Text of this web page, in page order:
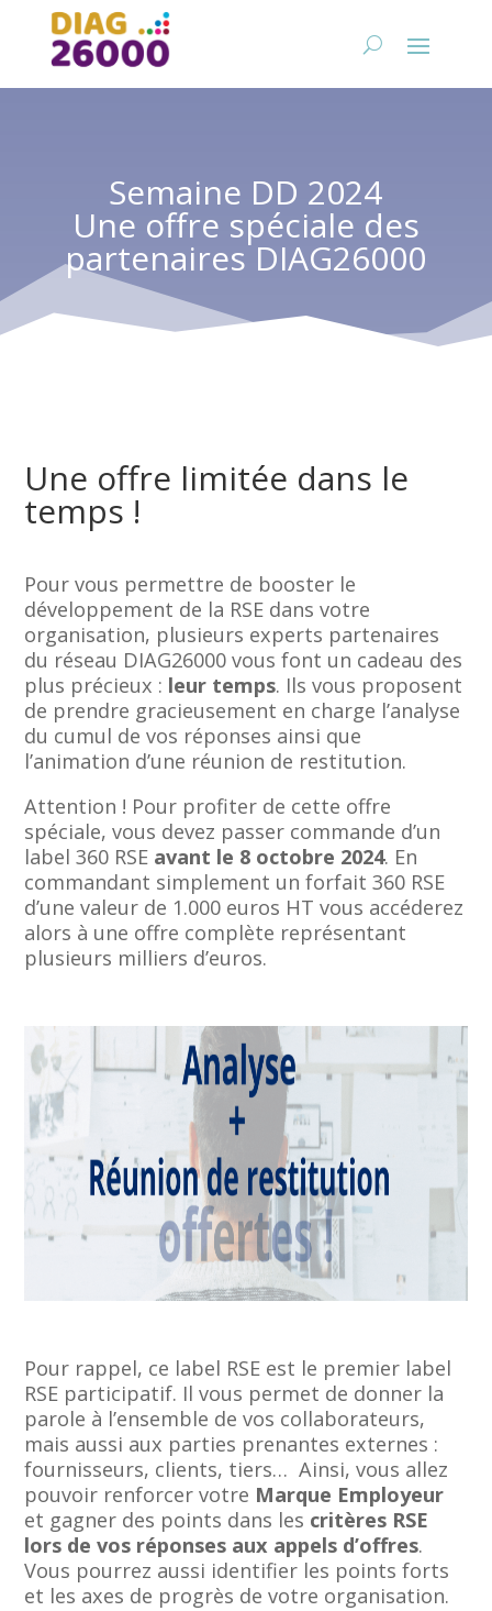
Semaine DD 2024
Une offre spéciale des
partenaires DIAG26000
Une offre limitée dans le
temps !
Pour vous permettre de booster le
développement de la RSE dans votre
organisation, plusieurs experts partenaires
du réseau DIAG26000 vous font un cadeau des
plus précieux : leur temps. Ils vous proposent
de prendre gracieusement en charge l’analyse
du cumul de vos réponses ainsi que
l’animation d’une réunion de restitution.
Attention ! Pour profiter de cette offre
spéciale, vous devez passer commande d’un
label 360 RSE avant le 8 octobre 2024. En
commandant simplement un forfait 360 RSE
d’une valeur de 1.000 euros HT vous accéderez
alors à une offre complète représentant
plusieurs milliers d’euros.
Pour rappel, ce label RSE est le premier label
RSE participatif. Il vous permet de donner la
parole à l’ensemble de vos collaborateurs,
mais aussi aux parties prenantes externes :
fournisseurs, clients, tiers… Ainsi, vous allez
pouvoir renforcer votre Marque Employeur
et gagner des points dans les critères RSE
lors de vos réponses aux appels d’offres.
Vous pourrez aussi identifier les points forts
et les axes de progrès de votre organisation.